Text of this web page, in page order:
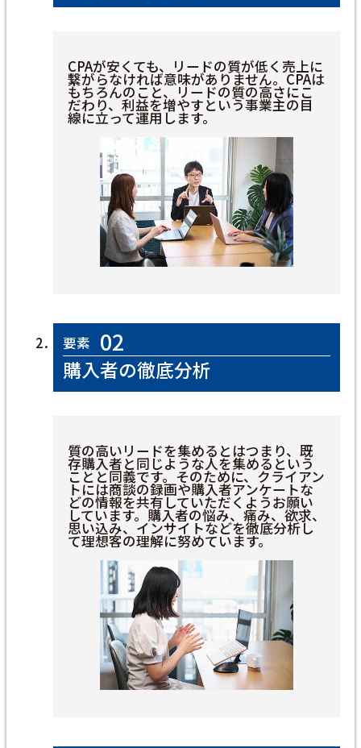
CPAが安くても、リードの質が低く売上に
繋がらなければ意味がありません。CPAは
もちろんのこと、リードの質の高さにこ
だわり、利益を増やすという事業主の目
線に立って運用します。
要素 02
購入者の徹底分析
質の高いリードを集めるとはつまり、既
存購入者と同じような人を集めるという
ことと同義です。そのために、クライアン
トには商談の録画や購入者アンケートな
どの情報を共有していただくようお願い
しています。購入者の悩み、痛み、欲求、
思い込み、インサイトなどを徹底分析し
て理想客の理解に努めています。